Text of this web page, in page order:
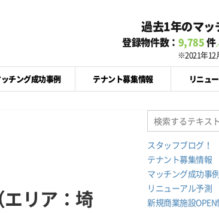
過去1年のマッ
登録物件数： 9,785件
※2021年12
チング成功事例 テナント募集情報 リニュ
リア：埼
スタッフブログ！
テナント募集情報
マッチング成功事例
リニューアル予測
新規商業施設